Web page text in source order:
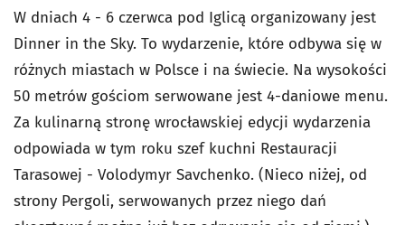
W dniach 4 - 6 czerwca pod Iglicą organizowany jest
Dinner in the Sky. To wydarzenie, które odbywa się w
różnych miastach w Polsce i na świecie. Na wysokości
50 metrów gościom serwowane jest 4-daniowe menu.
Za kulinarną stronę wrocławskiej edycji wydarzenia
odpowiada w tym roku szef kuchni Restauracji
Tarasowej - Volodymyr Savchenko. (Nieco niżej, od
strony Pergoli, serwowanych przez niego dań